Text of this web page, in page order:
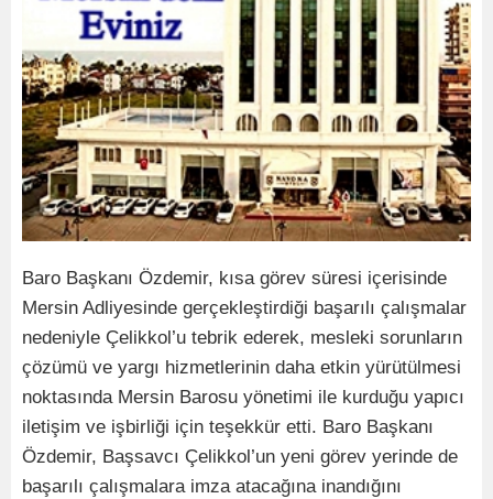
Baro Başkanı Özdemir, kısa görev süresi içerisinde
Mersin Adliyesinde gerçekleştirdiği başarılı çalışmalar
nedeniyle Çelikkol’u tebrik ederek, mesleki sorunların
çözümü ve yargı hizmetlerinin daha etkin yürütülmesi
noktasında Mersin Barosu yönetimi ile kurduğu yapıcı
iletişim ve işbirliği için teşekkür etti. Baro Başkanı
Özdemir, Başsavcı Çelikkol’un yeni görev yerinde de
başarılı çalışmalara imza atacağına inandığını